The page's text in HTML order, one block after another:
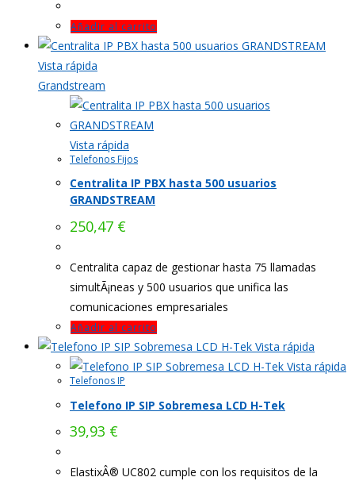
Añadir al carrito
Vista rápida
Grandstream
Vista rápida
Telefonos Fijos
Centralita IP PBX hasta 500 usuarios
GRANDSTREAM
250,47 €
Centralita capaz de gestionar hasta 75 llamadas
simultÃ¡neas y 500 usuarios que unifica las
comunicaciones empresariales
Añadir al carrito
Vista rápida
Vista rápida
Telefonos IP
Telefono IP SIP Sobremesa LCD H-Tek
39,93 €
ElastixÂ® UC802 cumple con los requisitos de la